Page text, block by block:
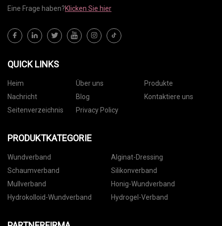
Eine Frage haben?Klicken Sie hier
QUICK LINKS
Heim Über uns
Produkte
Nachricht
Blog
Kontaktiere uns
Seitenverzeichnis
Privacy Policy
PRODUKTKATEGORIE
Wundverband
Alginat-Dressing
Schaumverband
Silikonverband
Mullverband
Honig-Wundverband
Hydrokolloid-Wundverband
Hydrogel-Verband